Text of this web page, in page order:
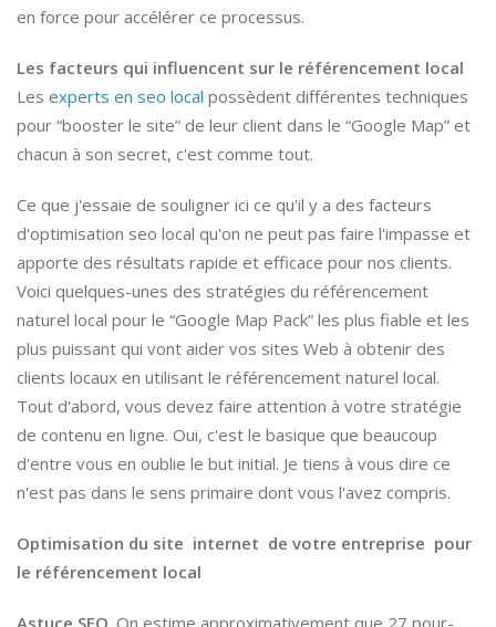
en force pour accélérer ce processus.
Les facteurs qui influencent sur le référencement local
Les experts en seo local possèdent différentes techniques
pour “booster le site” de leur client dans le “Google Map” et
chacun à son secret, c'est comme tout.
Ce que j'essaie de souligner ici ce qu'il y a des facteurs
d'optimisation seo local qu'on ne peut pas faire l'impasse et
apporte des résultats rapide et efficace pour nos clients.
Voici quelques-unes des stratégies du référencement
naturel local pour le “Google Map Pack” les plus fiable et les
plus puissant qui vont aider vos sites Web à obtenir des
clients locaux en utilisant le référencement naturel local.
Tout d'abord, vous devez faire attention à votre stratégie
de contenu en ligne. Oui, c'est le basique que beaucoup
d'entre vous en oublie le but initial. Je tiens à vous dire ce
n'est pas dans le sens primaire dont vous l'avez compris.
Optimisation du site internet de votre entreprise pour
le référencement local
Astuce SEO . On estime approximativement que 27 pour-